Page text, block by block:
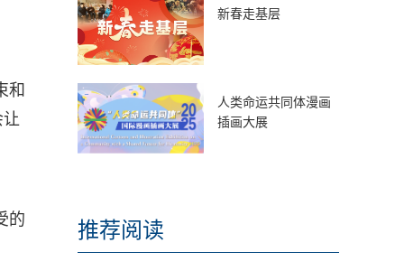
和
让
的
新春走基层
人类命运共同体漫画
插画大展
推荐阅读